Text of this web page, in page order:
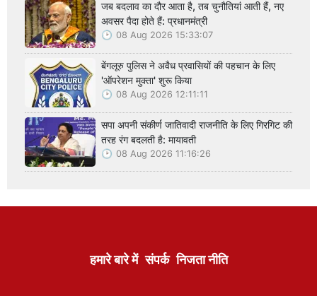
जब बदलाव का दौर आता है, तब चुनौतियां आती हैं, नए
अवसर पैदा होते हैं: प्रधानमंत्री
08 Aug 2026 15:33:07
बेंगलूरु पुलिस ने अवैध प्रवासियों की पहचान के लिए
'ऑपरेशन मुक्ता' शुरू किया
08 Aug 2026 12:11:11
सपा अपनी संकीर्ण जातिवादी राजनीति के लिए गिरगिट की
तरह रंग बदलती है: मायावती
08 Aug 2026 11:16:26
हमारे बारे में संपर्क निजता नीति